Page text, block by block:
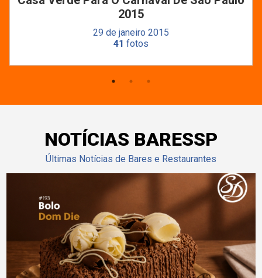
2015
29 de janeiro 2015
41 fotos
NOTÍCIAS BARESSP
Últimas Notícias de Bares e Restaurantes